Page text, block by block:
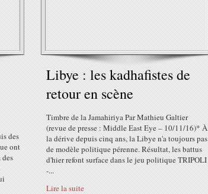
des
ont
Libye : les kadhafistes de
retour en scène
Timbre de la Jamahiriya Par Mathieu Galtier
(revue de presse : Middle East Eye – 10/11/16)* À
la dérive depuis cinq ans, la Libye n'a toujours pas
de modèle politique pérenne. Résultat, les battus
d'hier refont surface dans le jeu politique TRIPOLI
-...
Lire la suite